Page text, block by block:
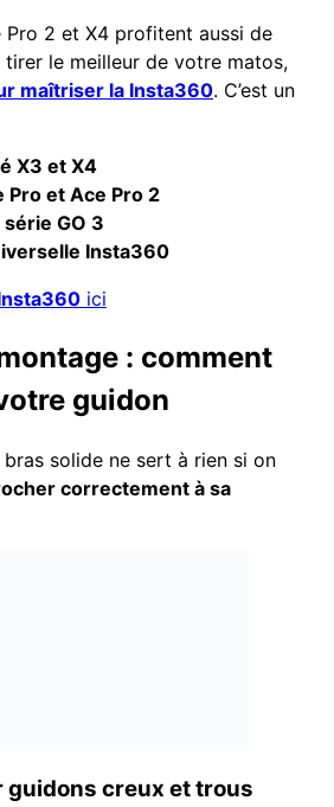
Pro 2 et X4 profitent aussi de
tirer le meilleur de votre matos,
maîtriser la Insta360. C’est un
X3 et X4
Pro et Ace Pro 2
GO 3
Insta360
ici
: comment
guidon
solide ne sert à rien si on
correctement à sa
guidons creux et trous